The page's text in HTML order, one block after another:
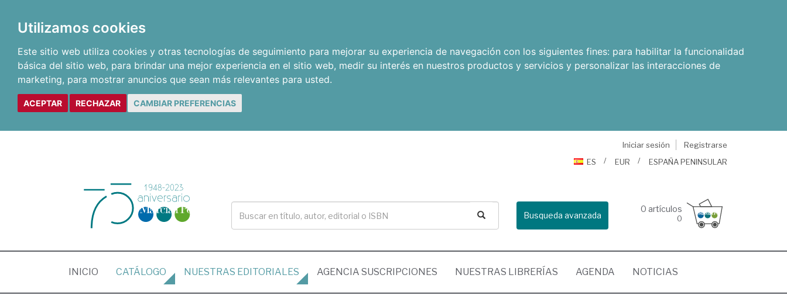
Utilizamos cookies
Este sitio web utiliza cookies y otras tecnologías de seguimiento para mejorar su experiencia de navegación con los siguientes fines: para habilitar la funcionalidad
básica del sitio web, para brindar una mejor experiencia en el sitio web, medir su interés en nuestros productos y servicios y personalizar las interacciones de
marketing, para mostrar anuncios que sean más relevantes para usted.
ACEPTAR RECHAZAR CAMBIAR PREFERENCIAS
Iniciar sesión
Registrarse
ES
EUR ESPAÑA PENINSULAR
Busqueda avanzada
0 artículos
0
INICIO (CURRENT)
CATÁLOGO NUESTRAS EDITORIALES AGENCIA SUSCRIPCIONES NUESTRAS LIBRERÍAS AGENDA NOTICIAS